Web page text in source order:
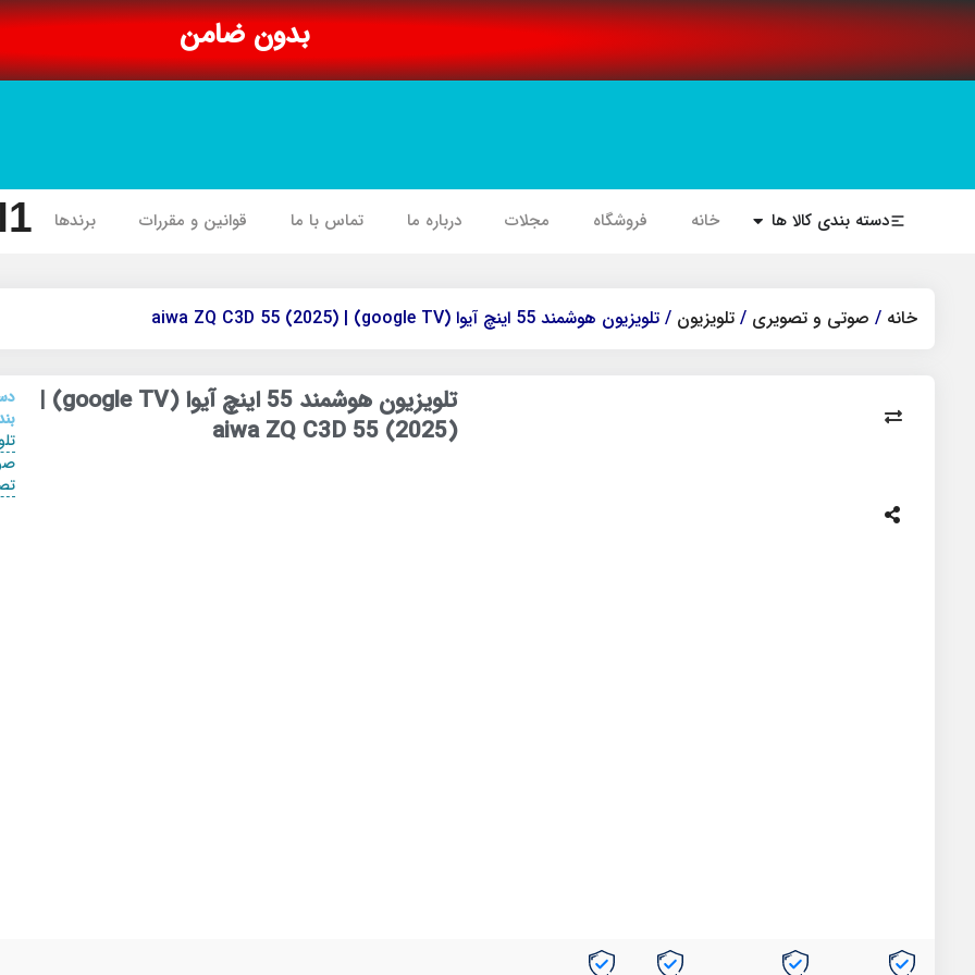
بدون ضامن
دسته بندی کالا ها خانه فروشگاه مجلات درباره ما تماس با ما قوانین و مقررات برندها
خانه / صوتی و تصویری / تلویزیون / تلویزیون هوشمند 55 اینچ آیوا (google TV) | aiwa ZQ C3D 55 (2025)
تلویزیون هوشمند 55 اینچ آیوا (google TV) |
aiwa ZQ C3D 55 (2025)